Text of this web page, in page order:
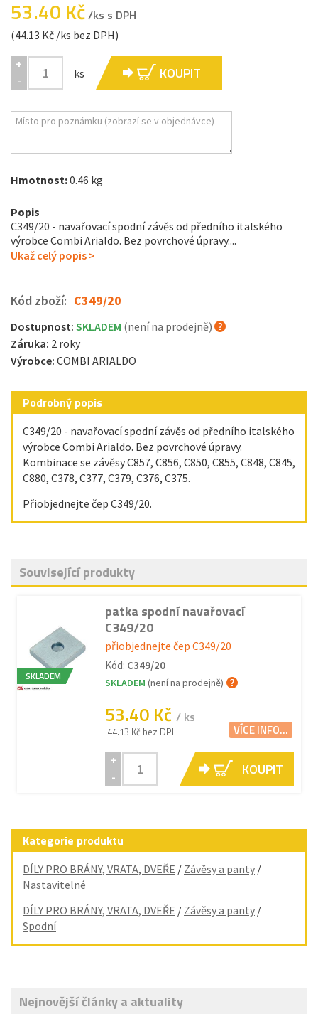
53.40 Kč/ks s DPH
(44.13 Kč /ks bez DPH)
+
-
ks KOUPIT
Hmotnost:0.46 kg
Popis
C349/20 - navařovací spodní závěs od předního italského
výrobce Combi Arialdo. Bez povrchové úpravy....
Ukaž celý popis >
Kód zboží: C349/20
Dostupnost: SKLADEM (není na prodejně)
Záruka: 2 roky
Výrobce: COMBI ARIALDO
Podrobný popis
C349/20 - navařovací spodní závěs od předního italského
výrobce Combi Arialdo. Bez povrchové úpravy.
Kombinace se závěsy C857, C856, C850, C855, C848, C845,
C880, C378, C377, C379, C376, C375.
Přiobjednejte čep C349/20.
Související produkty
SKLADEM
patka spodní navařovací
C349/20
přiobjednejte čep C349/20
Kód: C349/20
SKLADEM (není na prodejně)
53.40 Kč / ks
44.13 Kč bez DPH VÍCE INFO...
+
-
KOUPIT
Kategorie produktu
DÍLY PRO BRÁNY, VRATA, DVEŘE / Závěsy a panty /
Nastavitelné
DÍLY PRO BRÁNY, VRATA, DVEŘE / Závěsy a panty /
Spodní
Nejnovější články a aktuality